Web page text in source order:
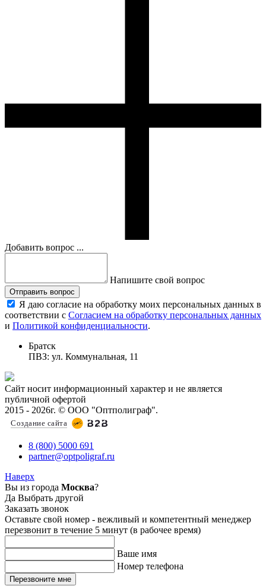
Добавить вопрос ...
Напишите свой вопрос
Отправить вопрос
Я даю согласие на обработку моих персональных данных в
соответствии с Согласием на обработку персональных данных
и Политикой конфиденциальности.
Братск
ПВЗ: ул. Коммунальная, 11
Сайт носит информационный характер и не является
публичной офертой
2015 - 2026г. © ООО "Оптполиграф".
Создание сайта
8 (800) 5000 691
partner@optpoligraf.ru
Наверх
Вы из города Москва?
Да Выбрать другой
Заказать звонок
Оставьте свой номер - вежливый и компетентный менеджер
перезвонит в течение 5 минут (в рабочее время)
Ваше имя
Номер телефона
Перезвоните мне